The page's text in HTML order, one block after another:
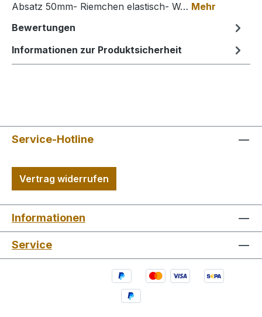
Absatz 50mm- Riemchen elastisch- W… Mehr
Bewertungen
Informationen zur Produktsicherheit
Service-Hotline
Vertrag widerrufen
Informationen
Service